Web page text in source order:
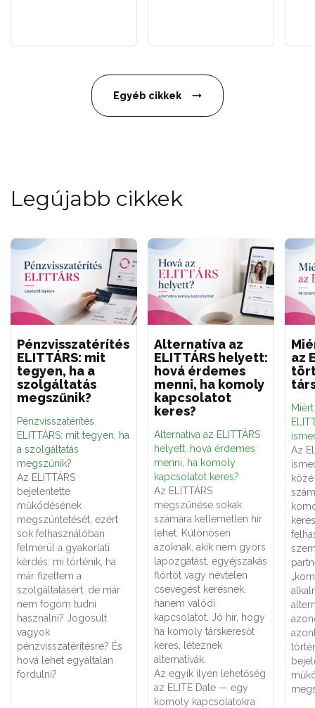
Egyéb cikkek
Legújabb cikkek
Pénzvisszatérítés
ELITTÁRS: mit
tegyen, ha a
szolgáltatás
megszűnik?
Pénzvisszatérítés
ELITTÁRS: mit tegyen, ha
a szolgáltatás
megszűnik?
Az ELITTÁRS
bejelentette
működésének
megszüntetését, ezért
sok felhasználóban
felmerül a gyakorlati
kérdés: mi történik, ha
már fizettem a
szolgáltatásért, de már
nem fogom tudni
használni? Jogosult
vagyok
pénzvisszatérítésre? És
hová lehet egyáltalán
fordulni?
Alternatíva az
ELITTÁRS helyett:
hová érdemes
menni, ha komoly
kapcsolatot
keres?
Alternatíva az ELITTÁRS
helyett: hová érdemes
menni, ha komoly
kapcsolatot keres?
Az ELITTÁRS
megszűnése sokak
számára kellemetlen hír
lehet. Különösen
azoknak, akik nem gyors
lapozgatást, egyéjszakás
flörtöt vagy névtelen
csevegést keresnek,
hanem valódi
kapcsolatot. Jó hír, hogy
ha komoly társkeresőt
keres, léteznek
alternatívák.
Az egyik ilyen lehetőség
az ELITE Date — egy
komoly kapcsolatokra
az
Az